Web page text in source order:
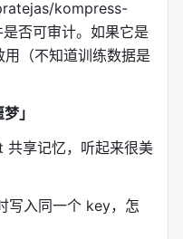
文本的压缩。
要被压缩掉的内容怎
kompress-
否可审计。如果它是
（不知道训练数据是
」
享记忆，听起来很美
写入同一个 key，怎